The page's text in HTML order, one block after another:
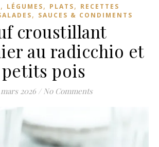
, LÉGUMES, PLATS, RECETTES
, SAUCES & CONDIMENTS
croustillant
au radicchio et
petits pois
mars 2026 / No Comments